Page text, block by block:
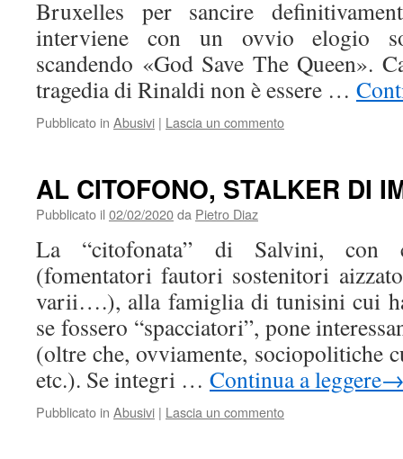
Bruxelles per sancire
interviene con un ovvio elogio
scandendo «God Save The Queen».
tragedia di Rinaldi non è essere …
Pubblicato in Abusivi | Lascia un commento
AL CITOFONO, STALKER DI
Pubblicato il 02/02/2020da Pietro Diaz
La “citofonata” di Salvini, con
(fomentatori fautori sostenitori
varii….), alla famiglia di tunisini cui
se fossero “spacciatori”, pone
(oltre che, ovviamente, sociopolitiche
etc.). Se integri … Continua a leggere
Pubblicato in Abusivi | Lascia un commento